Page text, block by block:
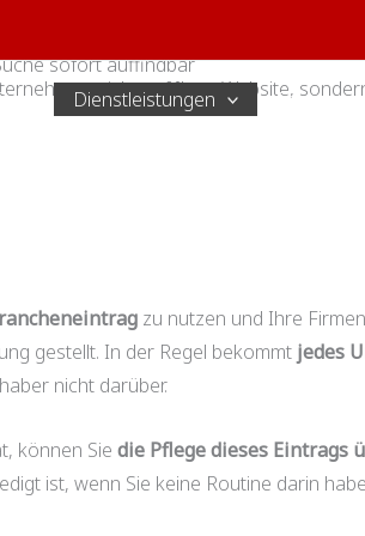
Dienstleistungen Services
sofort auffindbar
nicht auf Ihrer Website,
zu nutzen und Ihre
gestellt. In der Regel bekommt jedes
nicht darüber.
können Sie die Pflege dieses Eintrags
ist, wenn Sie keine Routine darin